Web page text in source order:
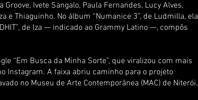
Ivete Sangalo, Paula Fernandes, Lucy Alves,
e Thiaguinho. No álbum “Numanice 3”, de Ludmilla, ela
de Iza — indicado ao Grammy Latino —, compôs
“Em Busca da Minha Sorte”, que viralizou com mais
Instagram. A faixa abriu caminho para o projeto
no Museu de Arte Contemporânea (MAC) de Niterói.